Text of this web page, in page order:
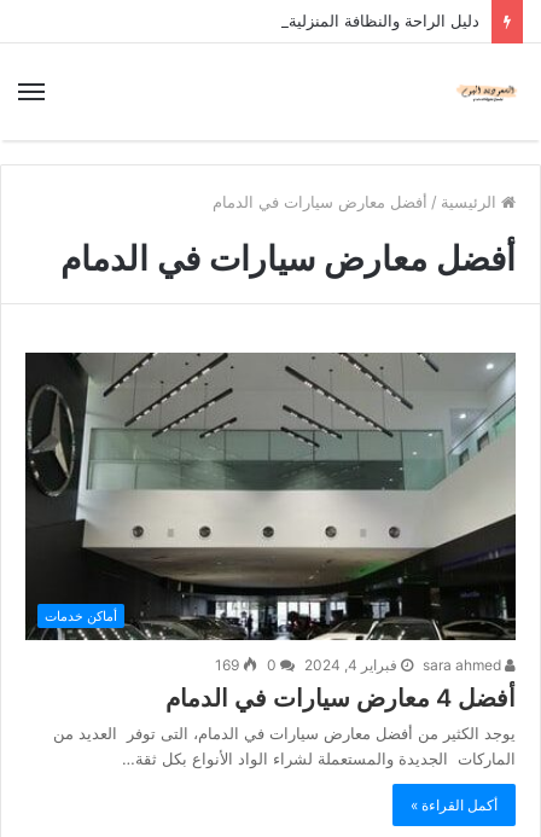
دليل الراحة والنظافة المنزلية
الرئيسية / أفضل معارض سيارات في الدمام
أفضل معارض سيارات في الدمام
أماكن خدمات
فبراير 4, 2024 169
أفضل 4 معارض سيارات في الدمام
يوجد الكثير من أفضل معارض سيارات في الدمام، التى توفر العديد من
الماركات الجديدة والمستعملة لشراء الواد الأنواع بكل ثقة…
أكمل القراءة »